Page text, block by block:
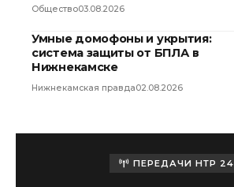
Общество03.08.2026
Умные домофоны и укрытия:
система защиты от БПЛА в
Нижнекамске
Нижнекамская правда02.08.2026
ПЕРЕДАЧИ НТР 24